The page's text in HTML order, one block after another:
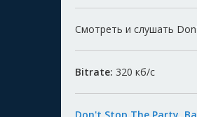
Смотреть и слушать
Bitrate: 320 кб/с